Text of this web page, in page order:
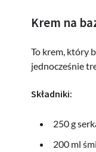
Krem na
To krem, który
jednocześnie
Składniki:
250 g
200 ml